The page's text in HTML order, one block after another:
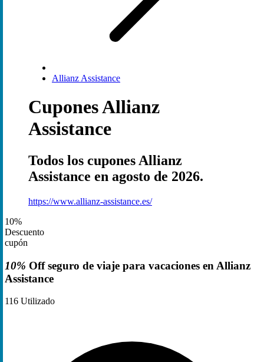
Allianz Assistance
Cupones Allianz
Assistance
Todos los cupones Allianz
Assistance en agosto de 2026.
https://www.allianz-assistance.es/
10%
Descuento
cupón
10% Off seguro de viaje para vacaciones en Allianz
Assistance
116 Utilizado